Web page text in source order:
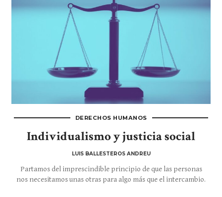
DERECHOS HUMANOS
Individualismo y justicia social
LUIS BALLESTEROS ANDREU
Partamos del imprescindible principio de que las personas
nos necesitamos unas otras para algo más que el intercambio.